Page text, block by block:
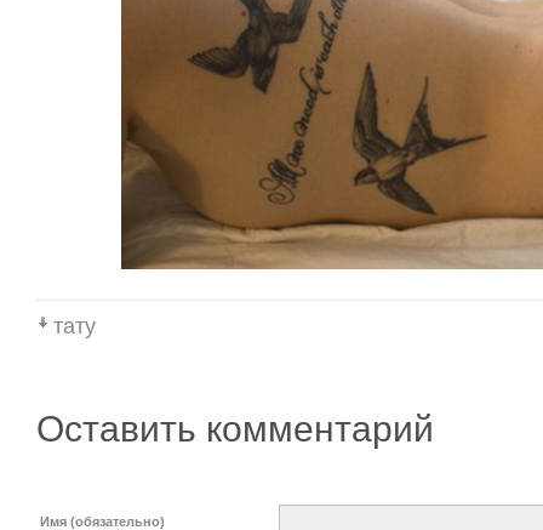
тату
Оставить комментарий
Имя (обязательно)